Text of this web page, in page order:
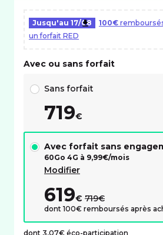
Jusqu'au 17/08 100€
un forfait RED
Avec ou sans forfait
Sans forfait
719€
Avec forfait sans
60Go 4G à 9,99€/mois
Modifier
619€ 719€
dont 100€ remboursés après
dont 3,07€ éco-participation